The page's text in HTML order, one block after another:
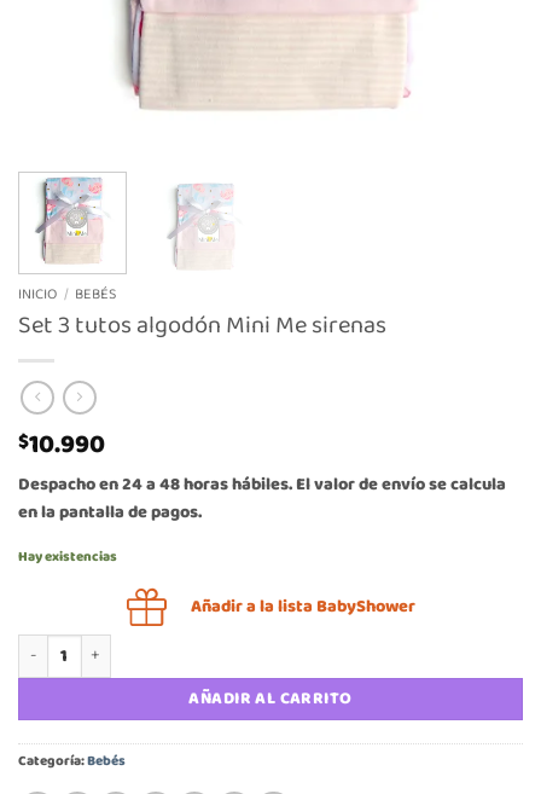
INICIO / BEBÉS
Set 3 tutos algodón Mini Me sirenas
$10.990
Despacho en 24 a 48 horas hábiles. El valor de envío se calcula
en la pantalla de pagos.
Hay existencias
Añadir a la lista BabyShower
Set 3 tutos algodón Mini Me sirenas cantidad
AÑADIR AL CARRITO
Categoría:Bebés